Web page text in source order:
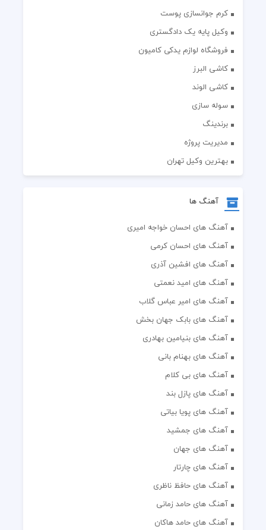
کرم جوانسازی پوست
وکیل پایه یک دادگستری
فروشگاه لوازم یدکی کامیون
کاشی البرز
کاشی الوند
سوله سازی
برندینگ
مدیریت پروژه
بهترین وکیل تهران
آهنگ ها
آهنگ های احسان خواجه امیری
آهنگ های احسان کرمی
آهنگ های افشین آذری
آهنگ های امید نعمتی
آهنگ های امیر عباس گلاب
آهنگ های بابک جهان بخش
آهنگ های بنیامین بهادری
آهنگ های بهنام بانی
آهنگ های بی کلام
آهنگ های پازل بند
آهنگ های پویا بیاتی
آهنگ های جمشید
آهنگ های جهان
آهنگ های چارتار
آهنگ های حافظ ناظری
آهنگ های حامد زمانی
آهنگ های حامد هاکان